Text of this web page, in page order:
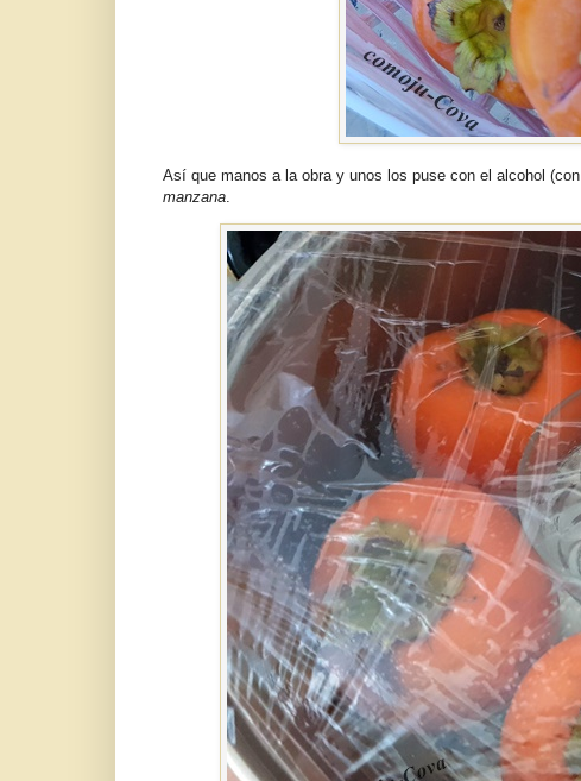
Así que manos a la obra y unos los puse con el alcohol (con
manzana.